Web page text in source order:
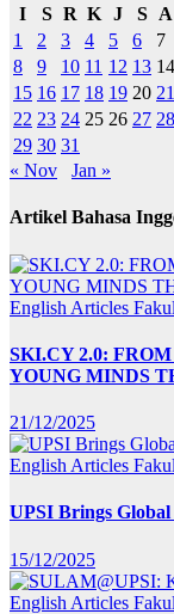
I S R K J S
A
1
2 3 4 5 6
7
8
9 10 11 12 13 14
15 16 17 18 19 20 21
22 23 24 25 26 27 28
29 30 31
« Nov
Jan »
Artikel Bahasa
English Articles
SKI.CY 2.0:
YOUNG MINDS
21/12/2025
English Articles
UPSI Brings
15/12/2025
English Articles